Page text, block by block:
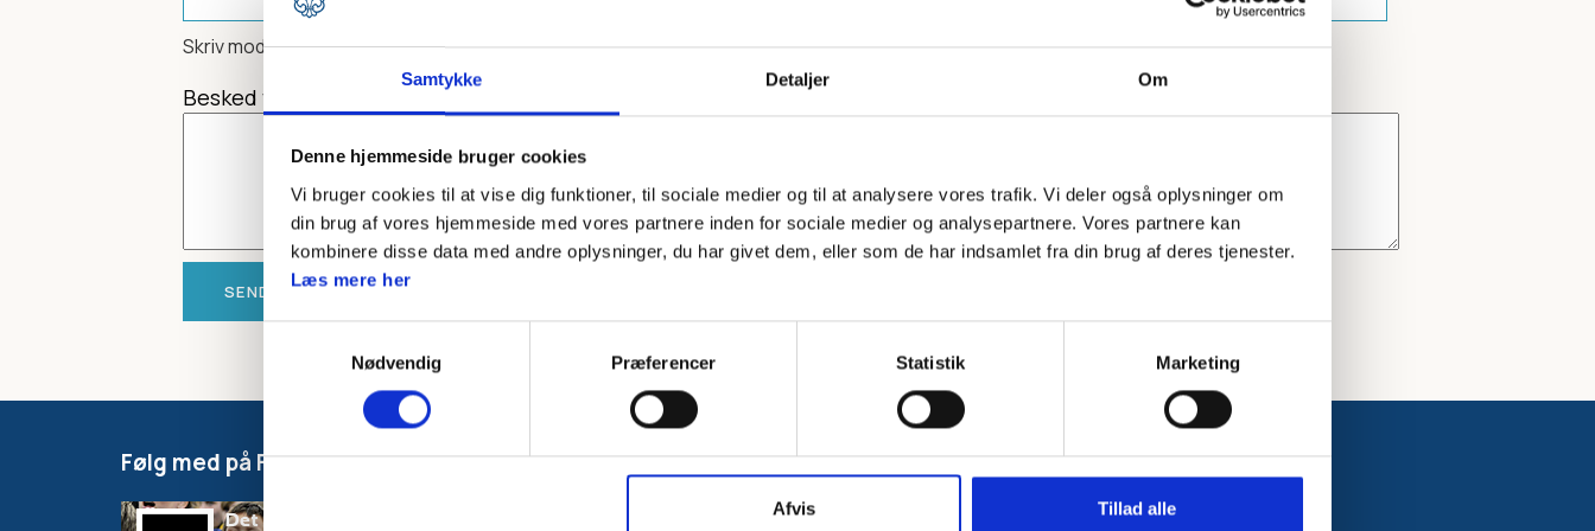
Samtykke Detaljer Om
Denne hjemmeside bruger cookies
Vi bruger cookies til at vise dig funktioner, til sociale medier og til at analysere vores trafik. Vi deler også oplysninger om
din brug af vores hjemmeside med vores partnere inden for sociale medier og analysepartnere. Vores partnere kan
kombinere disse data med andre oplysninger, du har givet dem, eller som de har indsamlet fra din brug af deres tjenester.
Læs mere her
Nødvendig
Præferencer Statistik Marketing
Afvis Tillad alle
Skriv modtagerens mailadresse
Besked til modtager
Følg med på Facebook